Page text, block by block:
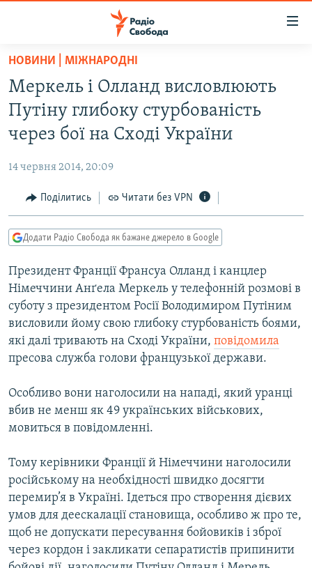
Перейти
основного
матеріалу
Перейти
основної
навігації
Перейти
до
пошуку
ВСЕ ЗА ДОБУ
СТАТТІ
ЕКОНОМІКА
СУСПІЛЬСТВО
УКРАЇНА
СВІТ
РОСІЙСЬКА «ФІЛЬТРАЦІЯ»
ДОНБАС.РЕАЛІЇ
ТИ ЯК?
СХЕМИ
КИТАЙ.ВИКЛИКИ
МУЛЬТИМЕДІА
ФОТО
ПОДКАСТИ
РУС
УКР
КТАТ
НОВИНИ | МІЖНАРОДНІ
Меркель і Олланд висловлюють
Путіну глибоку стурбованість
через бої на Сході України
14 червня 2014, 20:09
Поділитись Читати без VPN
Додати Радіо Свобода як бажане джерело в Google
Президент Франції Франсуа Олланд і канцлер
Німеччини Анґела Меркель у телефонній розмові в
суботу з президентом Росії Володимиром Путіним
висловили йому свою глибоку стурбованість боями,
які далі тривають на Сході України, повідомила
пресова служба голови французької держави.
Особливо вони наголосили на нападі, який уранці
вбив не менш як 49 українських військових,
мовиться в повідомленні.
Тому керівники Франції й Німеччини наголосили
російському на необхідності швидко досягти
перемир’я в Україні. Ідеться про створення дієвих
умов для деескалації становища, особливо ж про те,
щоб не допускати пересування бойовиків і зброї
через кордон і закликати сепаратистів припинити